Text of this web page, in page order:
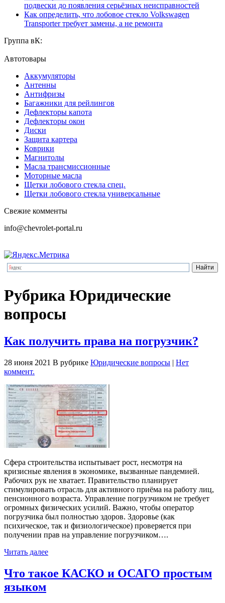
подвески до появления серьёзных неисправностей
Как определить, что лобовое стекло Volkswagen
Transporter требует замены, а не ремонта
Группа вК:
Автотовары
Аккумуляторы
Антенны
Антифризы
Багажники для рейлингов
Дефлекторы капота
Дефлекторы окон
Диски
Защита картера
Коврики
Магнитолы
Масла трансмиссионные
Моторные масла
Щетки лобового стекла спец.
Щетки лобового стекла универсальные
Свежие комменты
info@chevrolet-portal.ru
Рубрика Юридические
вопросы
Как получить права на погрузчик?
28 июня 2021 В рубрике Юридические вопросы | Нет
коммент.
Сфера строительства испытывает рост, несмотря на
кризисные явления в экономике, вызванные пандемией.
Рабочих рук не хватает. Правительство планирует
стимулировать отрасль для активного приёма на работу лиц,
пенсионного возраста. Управление погрузчиком не требует
огромных физических усилий. Важно, чтобы оператор
погрузчика был полностью здоров. Здоровье (как
психическое, так и физиологическое) проверяется при
получении прав на управление погрузчиком….
Читать далее
Что такое КАСКО и ОСАГО простым
языком